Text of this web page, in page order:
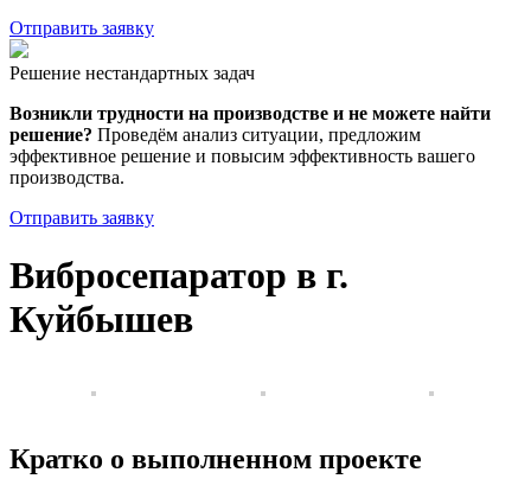
Отправить заявку
Решение нестандартных задач
Возникли трудности на производстве и не можете найти
решение? Проведём анализ ситуации, предложим
эффективное решение и повысим эффективность вашего
производства.
Отправить заявку
Вибросепаратор в г.
Куйбышев
Кратко о выполненном проекте